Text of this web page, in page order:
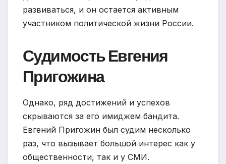
развиваться, и он остается активным
участником политической жизни России.
Судимость Евгения
Пригожина
Однако, ряд достижений и успехов
скрываются за его имиджем бандита.
Евгений Пригожин был судим несколько
раз, что вызывает большой интерес как у
общественности, так и у СМИ.